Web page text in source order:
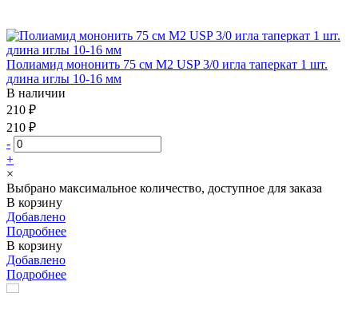
Полиамид мононить 75 см М2 USP 3/0 игла таперкат 1 шт.
длина иглы 10-16 мм
В наличии
210 ₽
210 ₽
-
+
×
Выбрано максимальное количество, доступное для заказа
В корзину
Добавлено
Подробнее
В корзину
Добавлено
Подробнее